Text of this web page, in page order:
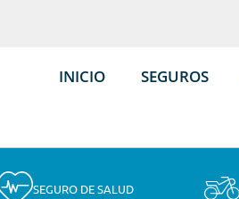
INICIO SEGUROS
SEGURO DE SALUD